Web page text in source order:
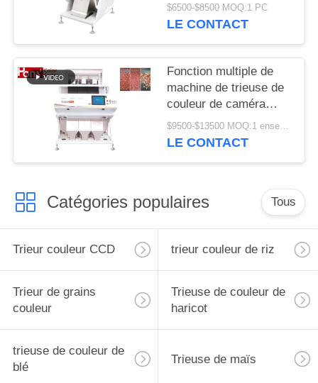
séparateur de pixel
$6500-$8500 MOQ:1 PC
LE CONTACT
Fonction multiple de
machine de trieuse de
couleur de caméra
CCD d'arachide de 3
descendeurs
$9500-$13500 MOQ:1 ensemble
LE CONTACT
Catégories populaires Tous
Trieur couleur CCD trieur couleur de riz
Trieur de grains
couleur
Trieuse de couleur de
haricot
trieuse de couleur de
blé
Trieuse de maïs